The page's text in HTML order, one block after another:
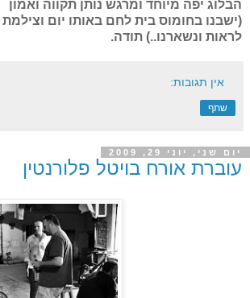
הבלוג יפה מיוחד ומרגש נותן תקווה ואמון
(ישבנו בחומוס בית לחם באותו יום וצילמת
לראות ונשארנו..) תודה.
אין תגובות:
שתף
יום שני, יוני 29, 2009
עוברת אורח בויטל פלורנטין